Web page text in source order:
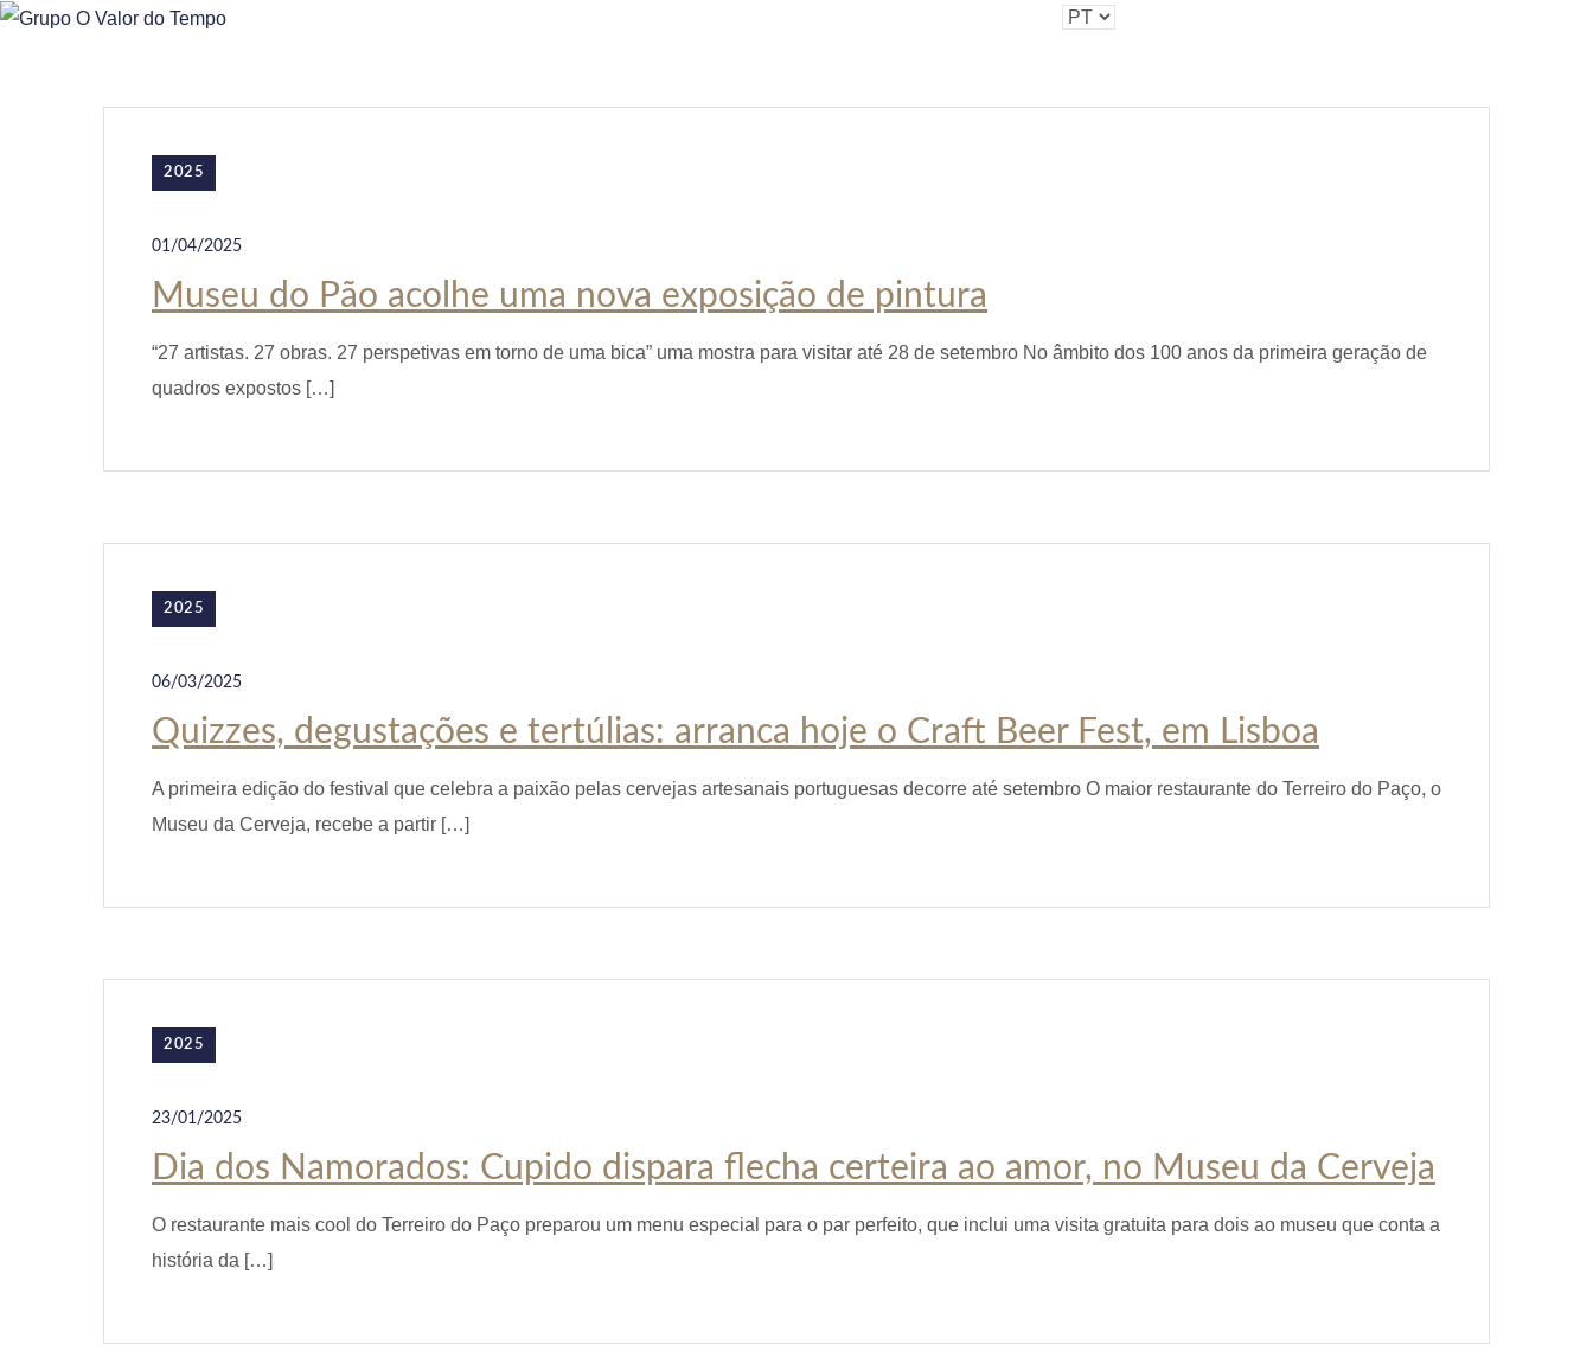
Pessoas
2025
01/04/2025
Museu do Pão acolhe uma nova exposição de pintura
“27 artistas. 27 obras. 27 perspetivas em torno de uma bica” uma mostra para visitar até 28 de setembro No âmbito dos 100 anos da primeira geração de
quadros expostos […]
2025
06/03/2025
Quizzes, degustações e tertúlias: arranca hoje o Craft Beer Fest, em Lisboa
A primeira edição do festival que celebra a paixão pelas cervejas artesanais portuguesas decorre até setembro O maior restaurante do Terreiro do Paço, o
Museu da Cerveja, recebe a partir […]
2025
23/01/2025
Dia dos Namorados: Cupido dispara flecha certeira ao amor, no Museu da Cerveja
O restaurante mais cool do Terreiro do Paço preparou um menu especial para o par perfeito, que inclui uma visita gratuita para dois ao museu que conta a
história da […]